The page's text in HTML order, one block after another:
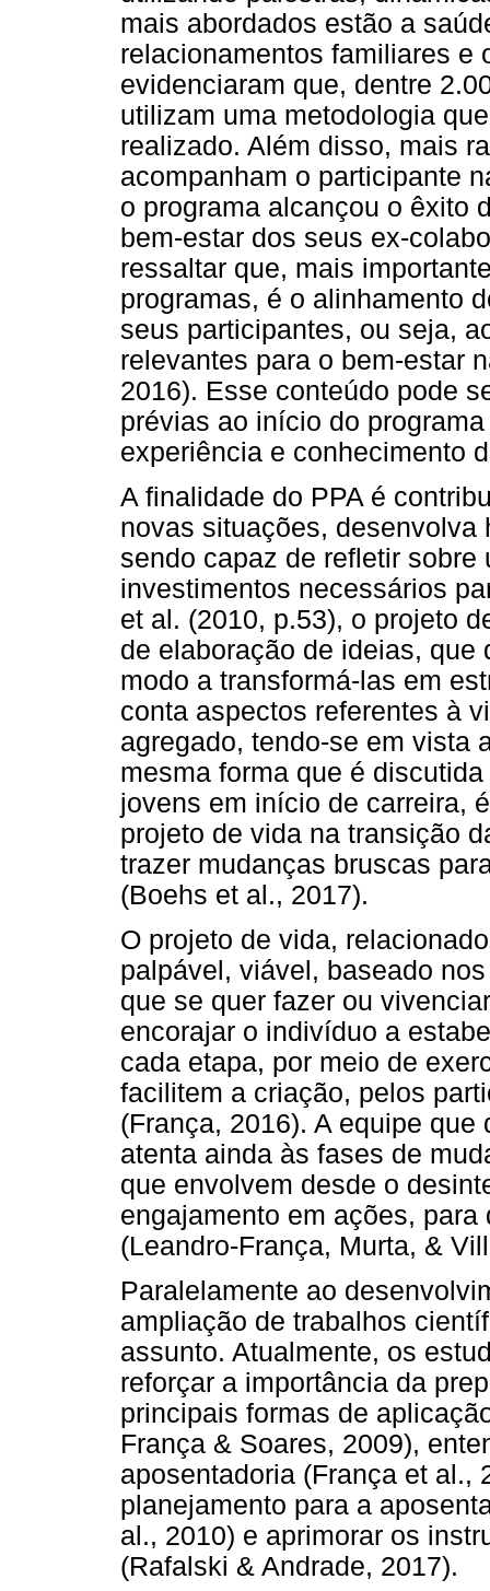
mais abordados estão a
relacionamentos familiares e
evidenciaram que, dentre
utilizam uma metodologia
realizado. Além disso, mais
acompanham o participante
o programa alcançou o êxito
bem-estar dos seus ex-
ressaltar que, mais
programas, é o alinhamento
seus participantes, ou seja,
relevantes para o bem-estar
2016). Esse conteúdo pode
prévias ao início do
experiência e conhecimento
A finalidade do PPA é
novas situações,
sendo capaz de refletir
investimentos necessários
et al. (2010, p.53), o projeto
de elaboração de ideias, que
modo a transformá-las em
conta aspectos referentes à
agregado, tendo-se em vista
mesma forma que é
jovens em início de carreira,
projeto de vida na transição
trazer mudanças bruscas
(Boehs et al., 2017).
O projeto de vida,
palpável, viável, baseado
que se quer fazer ou
encorajar o indivíduo a
cada etapa, por meio de
facilitem a criação, pelos
(França, 2016). A equipe
atenta ainda às fases de
que envolvem desde o
engajamento em ações,
(Leandro-França, Murta, &
Paralelamente ao
ampliação de trabalhos
assunto. Atualmente, os
reforçar a importância da
principais formas de
França & Soares, 2009),
aposentadoria (França et al.,
planejamento para a
al., 2010) e aprimorar os
(Rafalski & Andrade, 2017).